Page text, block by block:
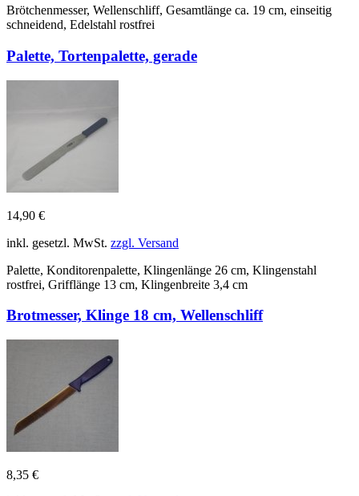
Brötchenmesser, Wellenschliff, Gesamtlänge ca. 19 cm, einseitig
schneidend, Edelstahl rostfrei
Palette, Tortenpalette, gerade
14,90 €
inkl. gesetzl. MwSt. zzgl. Versand
Palette, Konditorenpalette, Klingenlänge 26 cm, Klingenstahl
rostfrei, Grifflänge 13 cm, Klingenbreite 3,4 cm
Brotmesser, Klinge 18 cm, Wellenschliff
8,35 €